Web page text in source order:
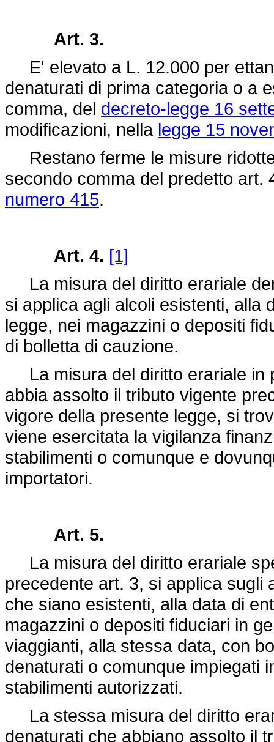
Art. 3.
E' elevato a L. 12.000 per
denaturati di prima categoria o a
comma, del decreto-legge 16
modificazioni, nella legge 15
Restano ferme le misure
secondo comma del predetto art.
numero 415.
Art. 4. [1]
La misura del diritto erariale
si applica agli alcoli esistenti, alla
legge, nei magazzini o depositi
di bolletta di cauzione.
La misura del diritto erariale in
abbia assolto il tributo vigente
vigore della presente legge, si
viene esercitata la vigilanza
stabilimenti o comunque e
importatori.
Art. 5.
La misura del diritto erariale
precedente art. 3, si applica sugli
che siano esistenti, alla data di
magazzini o depositi fiduciari in
viaggianti, alla stessa data, con
denaturati o comunque impiegati
stabilimenti autorizzati.
La stessa misura del diritto
denaturati che abbiano assolto il